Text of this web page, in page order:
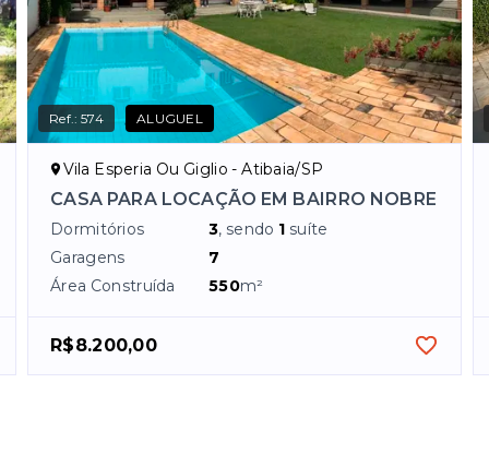
Ref.:574 ALUGUEL
Vila Esperia Ou Giglio - Atibaia/SP
CASA PARA LOCAÇÃO EM BAIRRO NOBRE
Dormitórios 3, sendo 1 suíte
Garagens
7
Área Construída
550m²
R$8.200,00